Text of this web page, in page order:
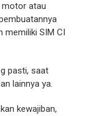
motor atau
memiliki SIM CI
pasti, saat
lainnya ya.
kewajiban,